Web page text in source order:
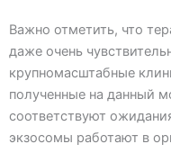
Важно отметить, что
даже очень
крупномасштабные
полученные на данный
соответствуют
экзосомы работают в